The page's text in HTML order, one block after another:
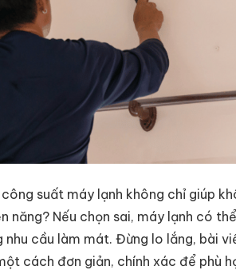
suất máy lạnh không chỉ giúp
năng? Nếu chọn sai, máy lạnh có
cầu làm mát. Đừng lo lắng, bài
cách đơn giản, chính xác để phù